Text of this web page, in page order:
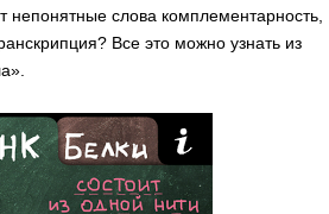
непонятные слова комплементарность,
Все это можно узнать из